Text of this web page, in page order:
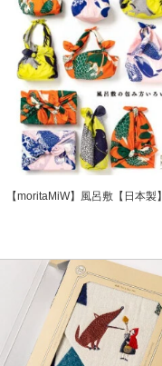
【moritaMiW】風呂敷【日本製】